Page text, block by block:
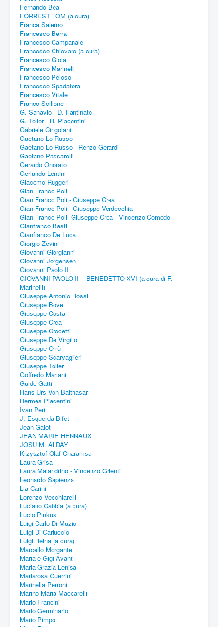
Fernando Bea
FORREST TOM (a cura)
Franca Salerno
Francesco Berra
Francesco Campanale
Francesco Chiovaro (a cura)
Francesco Gioia
Francesco Marinelli
Francesco Peloso
Francesco Spadafora
Francesco Vitale
Franco Scillone
G. Sanavio - D. Fantinato
G. Toller - H. Piacentini
Gabriele Cingolani
Gaetano Lo Russo
Gaetano Lo Russo - Renzo Gerardi
Gaetano Passarelli
Gerardo Onorato
Gerlando Lentini
Giacomo Ruggeri
Gian Franco Poli
Gian Franco Poli - Giuseppe Crea
Gian Franco Poli - Giuseppe Verdecchia
Gian Franco Poli -Giuseppe Crea - Vincenzo Comodo
Gianfranco Basti
Gianfranco De Luca
Giorgio Zevini
Giovanni Giorgianni
Giovanni Jorgensen
Giovanni Paolo II
GIOVANNI PAOLO II – BENEDETTO XVI (a cura di F.
Marinelli)
Giuseppe Antonio Rossi
Giuseppe Bove
Giuseppe Costa
Giuseppe Crea
Giuseppe Crocetti
Giuseppe De Virgilio
Giuseppe Orrù
Giuseppe Scarvaglieri
Giuseppe Toller
Goffredo Mariani
Guido Gatti
Hans Urs Von Balthasar
Hermes Piacentini
Ivan Peri
J. Esquerda Bifet
Jean Galot
JEAN MARIE HENNAUX
JOSU M. ALDAY
Krzysztof Olaf Charamsa
Laura Grisa
Laura Malandrino - Vincenzo Grienti
Leonardo Sapienza
Lia Carini
Lorenzo Vecchiarelli
Luciano Cabbia (a cura)
Lucio Pinkus
Luigi Carlo Di Muzio
Luigi Di Carluccio
Luigi Reina (a cura)
Marcello Morgante
Maria e Gigi Avanti
Maria Grazia Lenisa
Mariarosa Guerrini
Marinella Perroni
Marino Maria Maccarelli
Mario Francini
Mario Germinario
Mario Pimpo